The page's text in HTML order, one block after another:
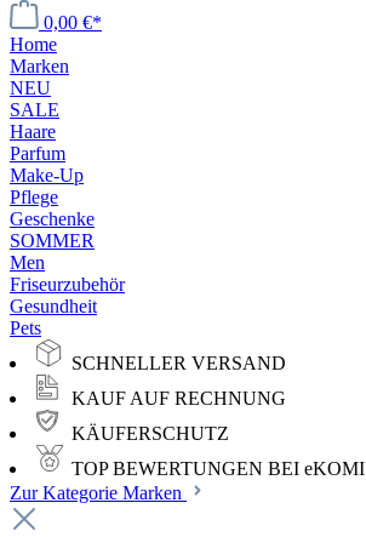
0,00 €*
Home
Marken
NEU
SALE
Haare
Parfum
Make-Up
Pflege
Geschenke
SOMMER
Men
Friseurzubehör
Gesundheit
Pets
SCHNELLER VERSAND
KAUF AUF RECHNUNG
KÄUFERSCHUTZ
TOP BEWERTUNGEN BEI eKOMI
Zur Kategorie Marken